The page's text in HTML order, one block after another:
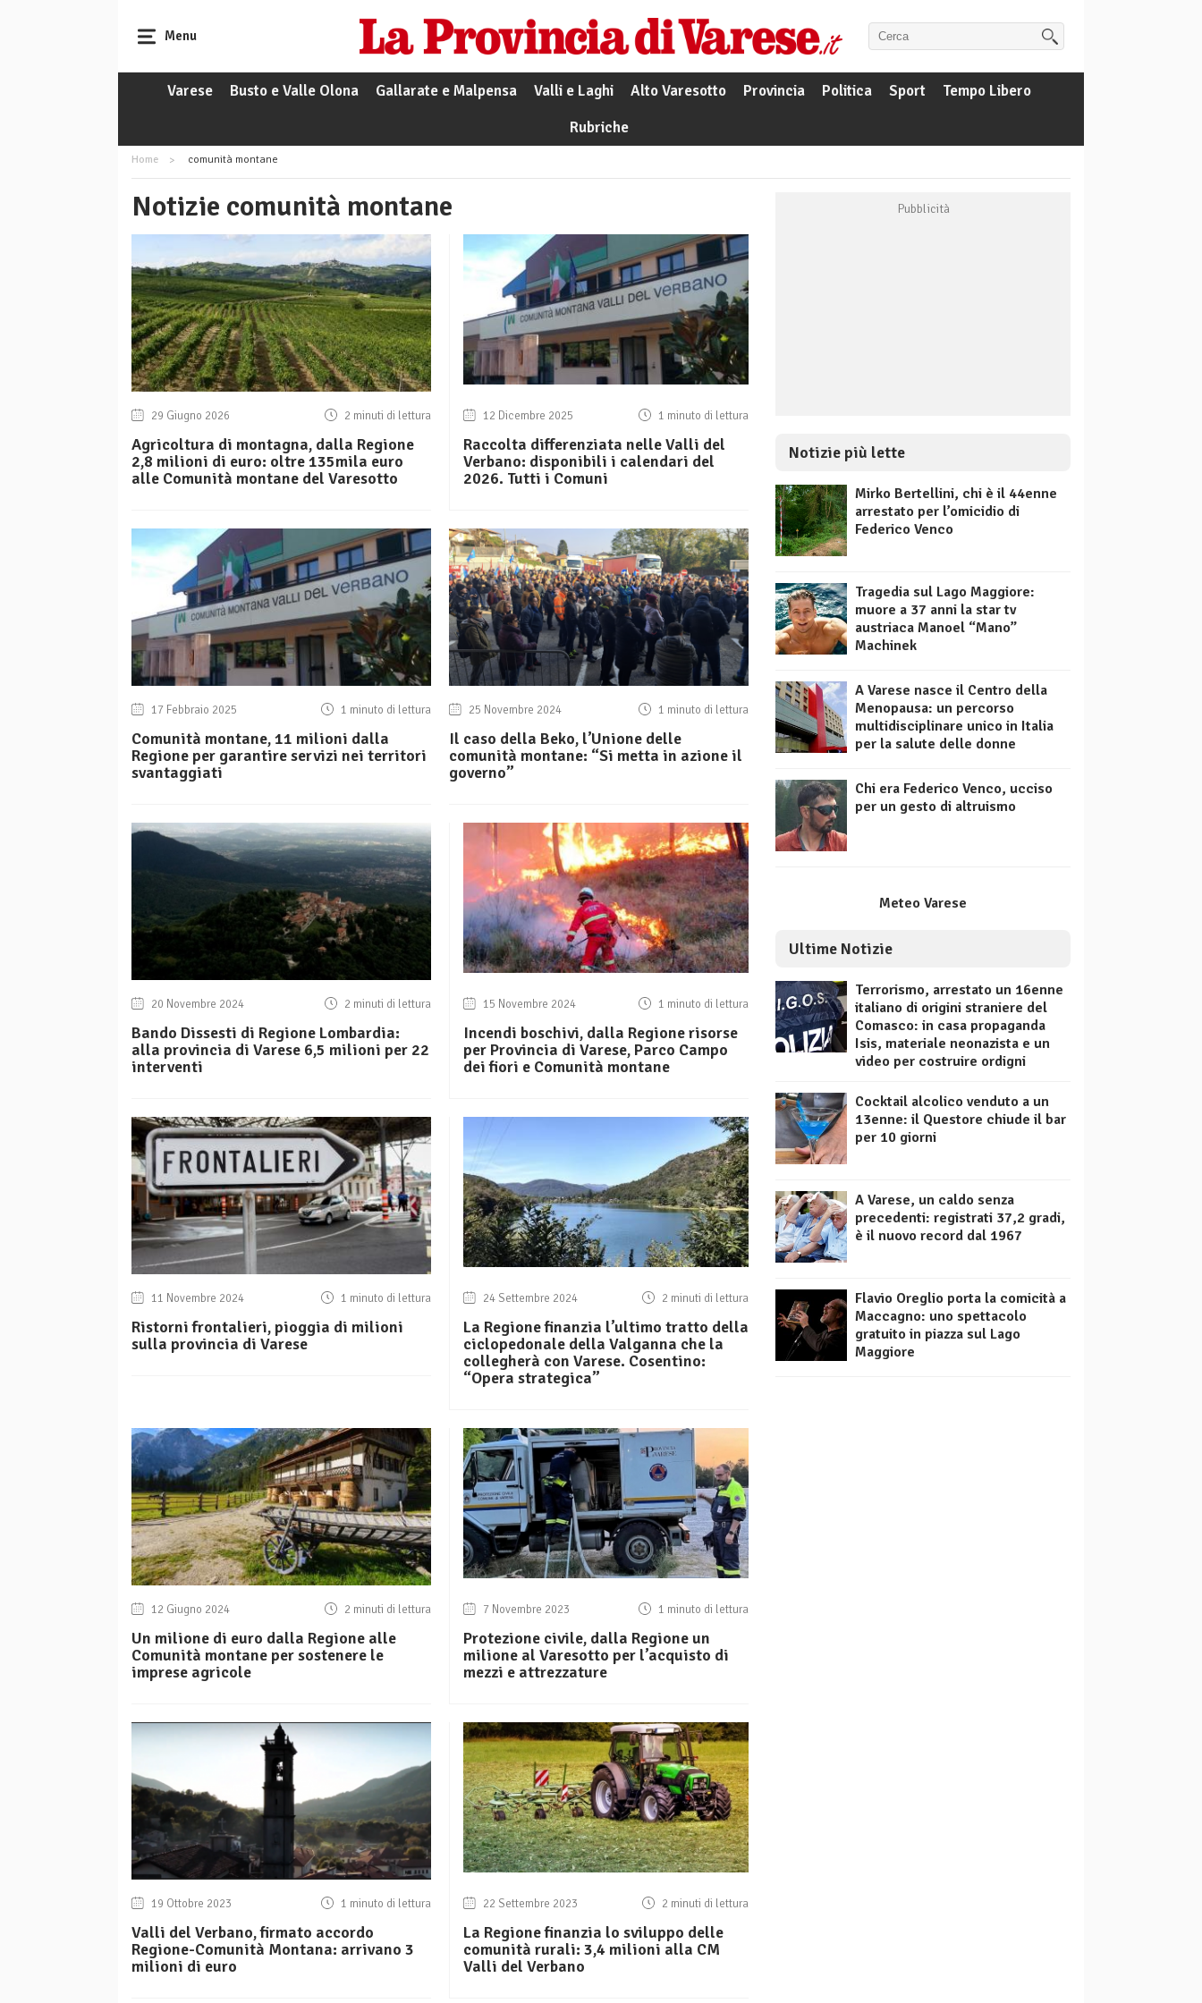
Menu
Varese Busto e Valle Olona Gallarate e Malpensa Valli e Laghi Alto Varesotto Provincia Politica Sport
Tempo Libero
Rubriche
Home comunità montane
Notizie comunità montane
29 Giugno 2026 2 minuti di lettura
Agricoltura di montagna, dalla Regione
2,8 milioni di euro: oltre 135mila euro
alle Comunità montane del Varesotto
12 Dicembre 2025 1 minuto di lettura
Raccolta differenziata nelle Valli del
Verbano: disponibili i calendari del
2026. Tutti i Comuni
17 Febbraio 2025 1 minuto di lettura
Comunità montane, 11 milioni dalla
Regione per garantire servizi nei territori
svantaggiati
25 Novembre 2024 1 minuto di lettura
Il caso della Beko, l’Unione delle
comunità montane: “Si metta in azione il
governo”
20 Novembre 2024 2 minuti di lettura
Bando Dissesti di Regione Lombardia:
alla provincia di Varese 6,5 milioni per 22
interventi
15 Novembre 2024 1 minuto di lettura
Incendi boschivi, dalla Regione risorse
per Provincia di Varese, Parco Campo
dei fiori e Comunità montane
11 Novembre 2024 1 minuto di lettura
Ristorni frontalieri, pioggia di milioni
sulla provincia di Varese
24 Settembre 2024 2 minuti di lettura
La Regione finanzia l’ultimo tratto della
ciclopedonale della Valganna che la
collegherà con Varese. Cosentino:
“Opera strategica”
12 Giugno 2024 2 minuti di lettura
Un milione di euro dalla Regione alle
Comunità montane per sostenere le
imprese agricole
7 Novembre 2023 1 minuto di lettura
Protezione civile, dalla Regione un
milione al Varesotto per l’acquisto di
mezzi e attrezzature
19 Ottobre 2023 1 minuto di lettura
Valli del Verbano, firmato accordo
Regione-Comunità Montana: arrivano 3
milioni di euro
22 Settembre 2023 2 minuti di lettura
La Regione finanzia lo sviluppo delle
comunità rurali: 3,4 milioni alla CM
Valli del Verbano
Notizie più lette
Mirko Bertellini, chi è il 44enne
arrestato per l’omicidio di
Federico Venco
Tragedia sul Lago Maggiore:
muore a 37 anni la star tv
austriaca Manoel “Mano”
Machinek
A Varese nasce il Centro della
Menopausa: un percorso
multidisciplinare unico in Italia
per la salute delle donne
Chi era Federico Venco, ucciso
per un gesto di altruismo
Meteo Varese
Ultime Notizie
Terrorismo, arrestato un 16enne
italiano di origini straniere del
Comasco: in casa propaganda
Isis, materiale neonazista e un
video per costruire ordigni
Cocktail alcolico venduto a un
13enne: il Questore chiude il bar
per 10 giorni
A Varese, un caldo senza
precedenti: registrati 37,2 gradi,
è il nuovo record dal 1967
Flavio Oreglio porta la comicità a
Maccagno: uno spettacolo
gratuito in piazza sul Lago
Maggiore